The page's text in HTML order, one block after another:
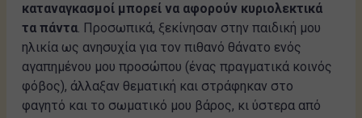
καταναγκασμοί μπορεί να αφορούν κυριολεκτικά
τα πάντα. Προσωπικά, ξεκίνησαν στην παιδική μου
ηλικία ως ανησυχία για τον πιθανό θάνατο ενός
αγαπημένου μου προσώπου (ένας πραγματικά κοινός
φόβος), άλλαξαν θεματική και στράφηκαν στο
φαγητό και το σωματικό μου βάρος, κι ύστερα από